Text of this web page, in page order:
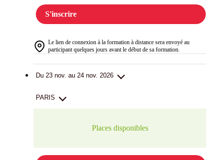
S'inscrire
Le lien de connexion à la formation à distance sera envoyé au
participant quelques jours avant le début de sa formation.
Du 23 nov. au 24 nov. 2026
PARIS
Places disponibles